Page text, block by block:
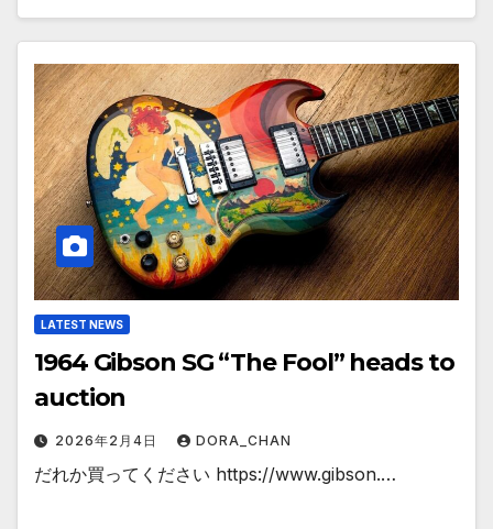
LATEST NEWS
1964 Gibson SG “The Fool” heads to
auction
2026年2月4日 DORA_CHAN
だれか買ってください https://www.gibson.…